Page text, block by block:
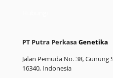
PT Putra Perkasa Genetika
Jalan Pemuda No. 38, Gunung
16340, Indonesia